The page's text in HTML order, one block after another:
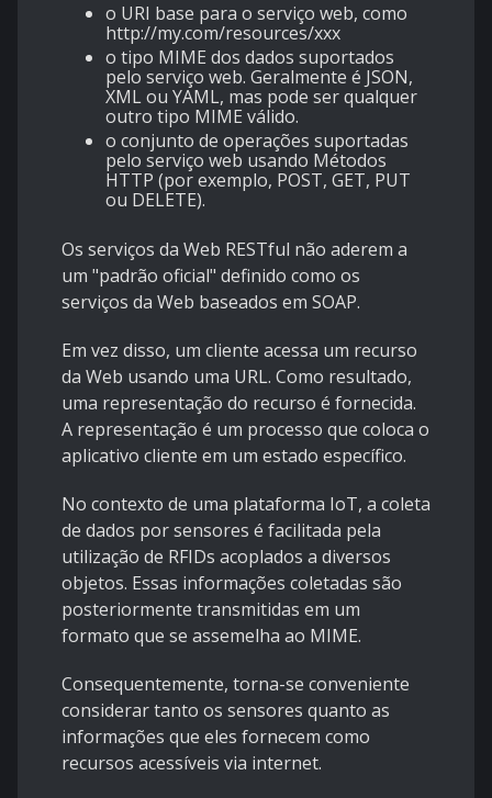
o URI base para o serviço web, como
http://my.com/resources/xxx
o tipo MIME dos dados suportados
pelo serviço web. Geralmente é JSON,
XML ou YAML, mas pode ser qualquer
outro tipo MIME válido.
o conjunto de operações suportadas
pelo serviço web usando Métodos
HTTP (por exemplo, POST, GET, PUT
ou DELETE).
Os serviços da Web RESTful não aderem a
um "padrão oficial" definido como os
serviços da Web baseados em SOAP.
Em vez disso, um cliente acessa um recurso
da Web usando uma URL. Como resultado,
uma representação do recurso é fornecida.
A representação é um processo que coloca o
aplicativo cliente em um estado específico.
No contexto de uma plataforma IoT, a coleta
de dados por sensores é facilitada pela
utilização de RFIDs acoplados a diversos
objetos. Essas informações coletadas são
posteriormente transmitidas em um
formato que se assemelha ao MIME.
Consequentemente, torna-se conveniente
considerar tanto os sensores quanto as
informações que eles fornecem como
recursos acessíveis via internet.